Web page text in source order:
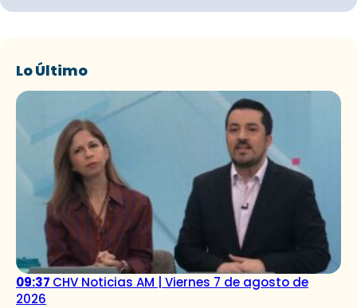
Lo Último
09:37 CHV Noticias AM | Viernes 7 de agosto de
2026